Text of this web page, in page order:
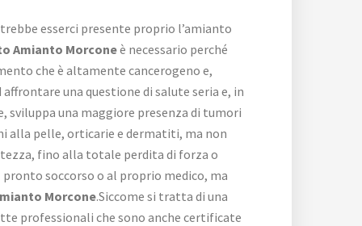
esserci presente proprio l’amianto
Amianto Morconeè necessario perché
che è altamente cancerogeno e,
una questione di salute seria e, in
sviluppa una maggiore presenza di tumori
alla pelle, orticarie e dermatiti, ma non
fino alla totale perdita di forza o
soccorso o al proprio medico, ma
Morcone.Siccome si tratta di una
professionali che sono anche certificate